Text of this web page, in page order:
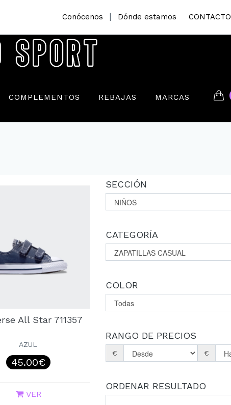
Conócenos Dónde estamos CONTACTO
COMPLEMENTOS REBAJAS MARCAS
All Star 711357
AZUL
45.00€
VER
SECCIÓN
CATEGORÍA
COLOR
RANGO DE PRECIOS
€ €
ORDENAR RESULTADO